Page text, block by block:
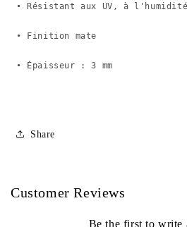
• Résistant aux UV, à
• Finition mate
• Épaisseur : 3 mm
Share
Customer Reviews
Be the first to write